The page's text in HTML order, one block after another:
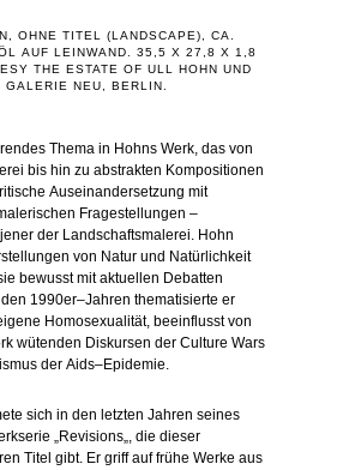
OHNE TITEL (LANDSCAPE), CA.
AUF LEINWAND. 35,5 X 27,8 X 1,8
THE ESTATE OF ULL HOHN UND
GALERIE NEU, BERLIN.
Thema in Hohns Werk, das von
bis hin zu abstrakten Kompositionen
Auseinandersetzung mit
Fragestellungen –
der Landschaftsmalerei. Hohn
von Natur und Natürlichkeit
bewusst mit aktuellen Debatten
den 1990er–Jahren thematisierte er
Homosexualität, beeinflusst von
wütenden Diskursen der Culture Wars
der Aids–Epidemie.
sich in den letzten Jahren seines
„Revisions„, die dieser
Titel gibt. Er griff auf frühe Werke aus